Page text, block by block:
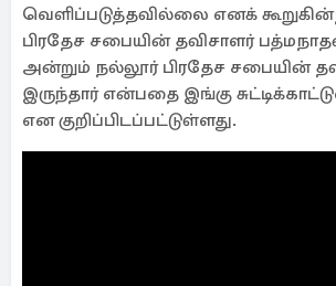
வெளிப்படுத்தவில்லை எனக்
பிரதேச சபையின் தவிசாளர்
அன்றும் நல்லூர் பிரதேச சபையின்
இருந்தார் என்பதை இங்கு
என குறிப்பிடப்பட்டுள்ளது.